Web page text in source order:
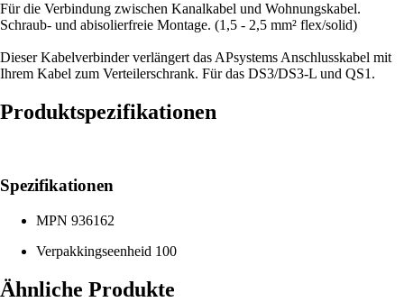
Für die Verbindung zwischen Kanalkabel und Wohnungskabel.
Schraub- und abisolierfreie Montage. (1,5 - 2,5 mm² flex/solid)
Dieser Kabelverbinder verlängert das APsystems Anschlusskabel mit
Ihrem Kabel zum Verteilerschrank. Für das DS3/DS3-L und QS1.
Produktspezifikationen
Spezifikationen
MPN 936162
Verpakkingseenheid 100
Ähnliche Produkte